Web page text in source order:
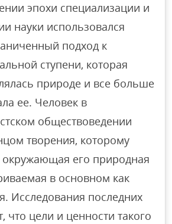
эпохи специализации и
науки использовался
подход к
ступени, которая
природе и все больше
ее. Человек в
обществоведении
творения, которому
окружающая его природная
в основном как
Исследования последних
что цели и ценности такого